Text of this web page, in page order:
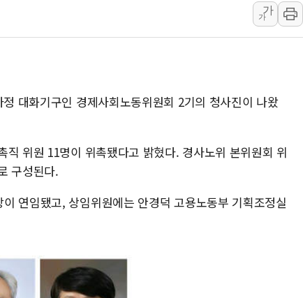
남동발전, 해남군에 국내 최대 규모
[인도증시] 중동 불안 속 유가 상승에 소폭
황희 '폐버스 청년주택' SNS 글 역풍에 "
폭염 누그러지고 가뭄 숙지나...경북동해
사우디·튀르키예·파키스탄, '공동방위협
신길동 신축도 3.3㎡당 7250만원…써밋 클
용산공원·그린벨트로 또 충돌…반복되는
[AI 부동산 투데이] 특공 전략도 '극과 극'…
[코인시황] 비트코인 6만4000달러대 횡
[베트남 증시] 유동성 부진 지속, 강보합 마
가
가
대화기구인 경제사회노동위원회 2기의 청사진이 나왔
위원 11명이 위촉됐다고 밝혔다. 경사노위 본위원회 위
구성된다.
연임됐고, 상임위원에는 안경덕 고용노동부 기획조정실